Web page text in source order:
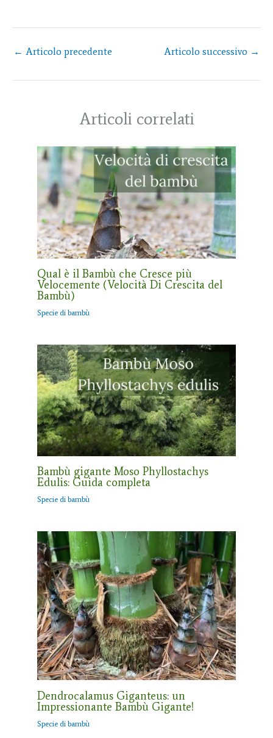
← Articolo precedente Articolo successivo →
Articoli correlati
Qual è il Bambù che Cresce più
Velocemente (Velocità Di Crescita del
Bambù)
Specie di bambù
Bambù gigante Moso Phyllostachys
Edulis: Guida completa
Specie di bambù
Dendrocalamus Giganteus: un
Impressionante Bambù Gigante!
Specie di bambù